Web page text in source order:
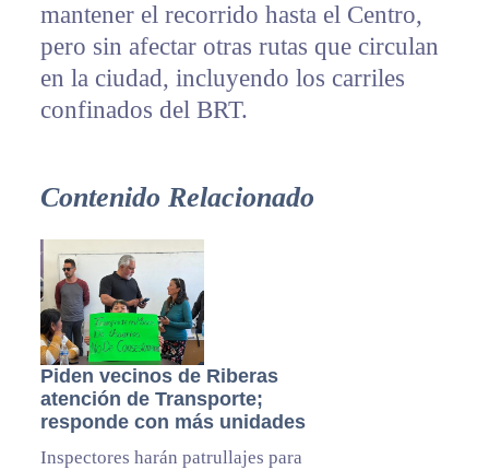
mantener el recorrido hasta el Centro,
pero sin afectar otras rutas que circulan
en la ciudad, incluyendo los carriles
confinados del BRT.
Contenido Relacionado
Piden vecinos de Riberas
atención de Transporte;
responde con más unidades
Inspectores harán patrullajes para